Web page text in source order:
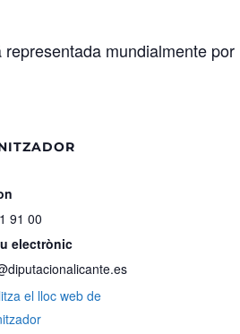
mundialmente por
91 00
electrònic
el lloc web de